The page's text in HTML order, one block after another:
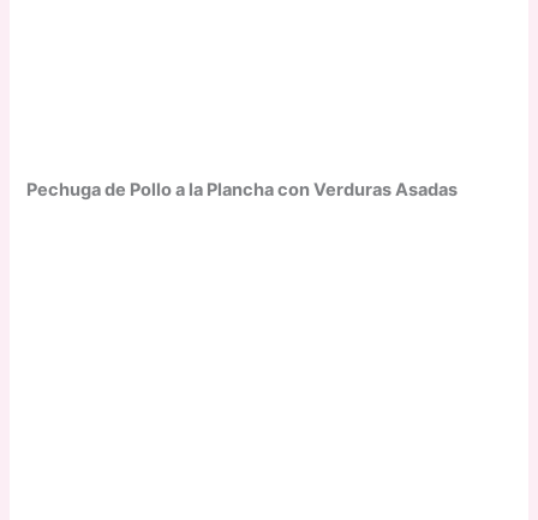
Pechuga de Pollo a la Plancha con Verduras Asadas